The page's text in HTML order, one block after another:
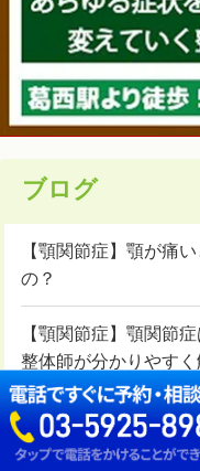
ブログ
【顎関節症】顎が痛
の？
【顎関節症】顎関節
整体師が分かりやす
スマホで顎が悪くな